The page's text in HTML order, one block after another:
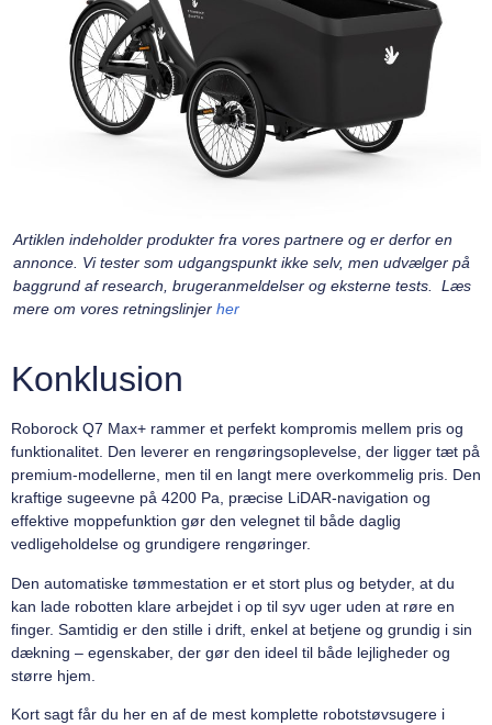
Artiklen indeholder produkter fra vores partnere og er derfor en
annonce. Vi tester som udgangspunkt ikke selv, men udvælger på
baggrund af research, brugeranmeldelser og eksterne tests. Læs
mere om vores retningslinjer her
Konklusion
Roborock Q7 Max+ rammer et perfekt kompromis mellem pris og
funktionalitet. Den leverer en rengøringsoplevelse, der ligger tæt på
premium-modellerne, men til en langt mere overkommelig pris. Den
kraftige sugeevne på 4200 Pa, præcise LiDAR-navigation og
effektive moppefunktion gør den velegnet til både daglig
vedligeholdelse og grundigere rengøringer.
Den automatiske tømmestation er et stort plus og betyder, at du
kan lade robotten klare arbejdet i op til syv uger uden at røre en
finger. Samtidig er den stille i drift, enkel at betjene og grundig i sin
dækning – egenskaber, der gør den ideel til både lejligheder og
større hjem.
Kort sagt får du her en af de mest komplette robotstøvsugere i